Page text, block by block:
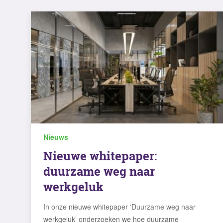
Nieuws
Nieuwe whitepaper:
duurzame weg naar
werkgeluk
In onze nieuwe whitepaper ‘Duurzame weg naar
werkgeluk’ onderzoeken we hoe duurzame